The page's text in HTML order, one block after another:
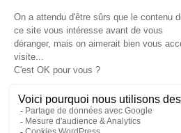
vous envoyer les lettres d'information de la
Saint-Aubin-sur-Mer. Vous pouvez à tout
utiliser le lien de désabonnement intégré
newsletter. Consultez notre
confidentialitépour en savoir plus.
Vos démarches en